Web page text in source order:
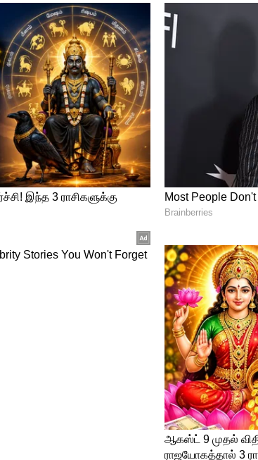
மர்ம நபர் பலாத்காரம் செய்து கொன்று,
என்ற கோணத்தில் வழக்குப்பதிவு
விசாரணை மேற்கொண்டு வருகின்றனர்.